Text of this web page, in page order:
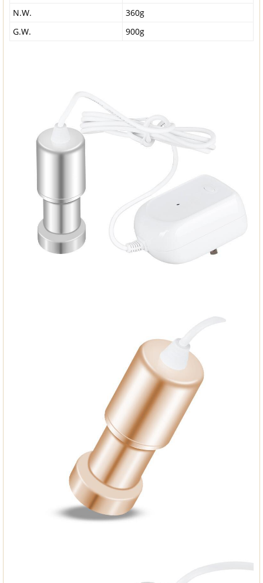
N.W.
360g
G.W.
900g